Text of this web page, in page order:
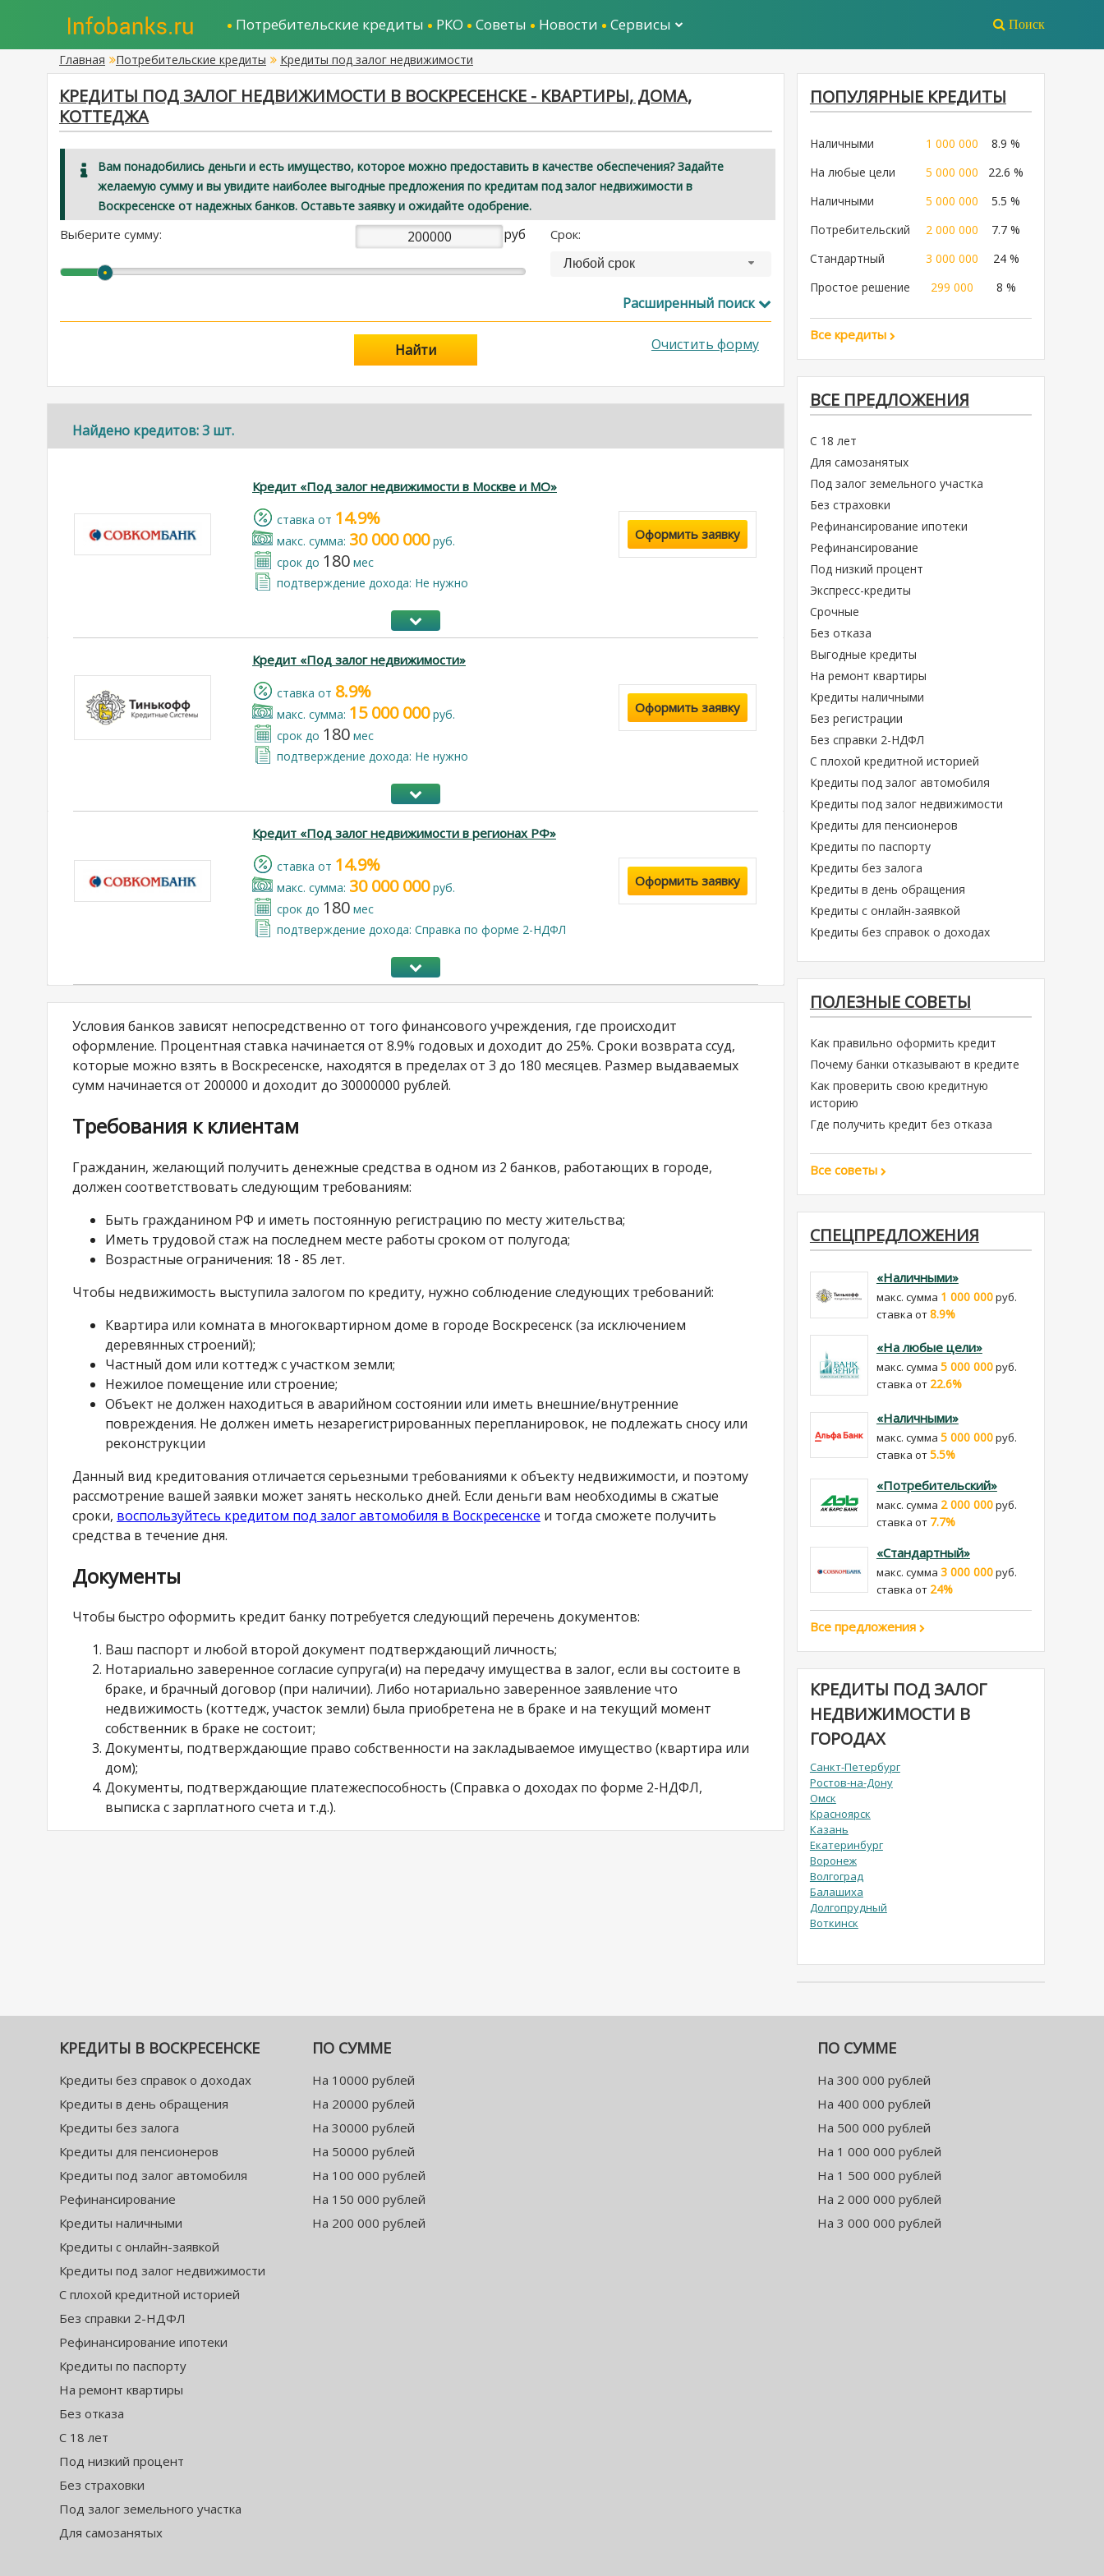
Потребительские кредиты РКО Советы Новости Сервисы Поиск
Главная Потребительские кредиты Кредиты под залог недвижимости
КРЕДИТЫ ПОД ЗАЛОГ НЕДВИЖИМОСТИ В ВОСКРЕСЕНСКЕ - КВАРТИРЫ, ДОМА,
КОТТЕДЖА
Вам понадобились деньги и есть имущество, которое можно предоставить в качестве обеспечения? Задайте
желаемую сумму и вы увидите наиболее выгодные предложения по кредитам под залог недвижимости в
Воскресенске от надежных банков. Оставьте заявку и ожидайте одобрение.
Выберите сумму: руб Срок:
Любой срок
Расширенный поиск
Очистить форму
Найти
Найдено кредитов: 3 шт.
Кредит «Под залог недвижимости в Москве и МО»
cтавка от 14.9%
макс. сумма: 30 000 000руб.
срок до 180 мес
подтверждение дохода: Не нужно
Оформить заявку
Кредит «Под залог недвижимости»
cтавка от 8.9%
макс. сумма: 15 000 000руб.
срок до 180 мес
подтверждение дохода: Не нужно
Оформить заявку
Кредит «Под залог недвижимости в регионах РФ»
cтавка от 14.9%
макс. сумма: 30 000 000руб.
срок до 180 мес
подтверждение дохода: Справка по форме 2-НДФЛ
Оформить заявку
Условия банков зависят непосредственно от того финансового учреждения, где происходит
оформление. Процентная ставка начинается от 8.9% годовых и доходит до 25%. Сроки возврата ссуд,
которые можно взять в Воскресенске, находятся в пределах от 3 до 180 месяцев. Размер выдаваемых
сумм начинается от 200000 и доходит до 30000000 рублей.
Требования к клиентам
Гражданин, желающий получить денежные средства в одном из 2 банков, работающих в городе,
должен соответствовать следующим требованиям:
Быть гражданином РФ и иметь постоянную регистрацию по месту жительства;
Иметь трудовой стаж на последнем месте работы сроком от полугода;
Возрастные ограничения: 18 - 85 лет.
Чтобы недвижимость выступила залогом по кредиту, нужно соблюдение следующих требований:
Квартира или комната в многоквартирном доме в городе Воскресенск (за исключением
деревянных строений);
Частный дом или коттедж с участком земли;
Нежилое помещение или строение;
Объект не должен находиться в аварийном состоянии или иметь внешние/внутренние
повреждения. Не должен иметь незарегистрированных перепланировок, не подлежать сносу или
реконструкции
Данный вид кредитования отличается серьезными требованиями к объекту недвижимости, и поэтому
рассмотрение вашей заявки может занять несколько дней. Если деньги вам необходимы в сжатые
сроки, воспользуйтесь кредитом под залог автомобиля в Воскресенске и тогда сможете получить
средства в течение дня.
Документы
Чтобы быстро оформить кредит банку потребуется следующий перечень документов:
Ваш паспорт и любой второй документ подтверждающий личность;
Нотариально заверенное согласие супруга(и) на передачу имущества в залог, если вы состоите в
браке, и брачный договор (при наличии). Либо нотариально заверенное заявление что
недвижимость (коттедж, участок земли) была приобретена не в браке и на текущий момент
собственник в браке не состоит;
Документы, подтверждающие право собственности на закладываемое имущество (квартира или
дом);
Документы, подтверждающие платежеспособность (Справка о доходах по форме 2-НДФЛ,
выписка с зарплатного счета и т.д.).
ПОПУЛЯРНЫЕ КРЕДИТЫ
Наличными 1 000 000
8.9 %
На любые цели
5 000 000
22.6 %
Наличными
5 000 000
5.5 %
Потребительский
2 000 000
7.7 %
Стандартный
3 000 000
24 %
Простое решение
299 000 8 %
Все кредиты
ВСЕ ПРЕДЛОЖЕНИЯ
С 18 лет
Для самозанятых
Под залог земельного участка
Без страховки
Рефинансирование ипотеки
Рефинансирование
Под низкий процент
Экспресс-кредиты
Срочные
Без отказа
Выгодные кредиты
На ремонт квартиры
Кредиты наличными
Без регистрации
Без справки 2-НДФЛ
С плохой кредитной историей
Кредиты под залог автомобиля
Кредиты под залог недвижимости
Кредиты для пенсионеров
Кредиты по паспорту
Кредиты без залога
Кредиты в день обращения
Кредиты с онлайн-заявкой
Кредиты без справок о доходах
ПОЛЕЗНЫЕ СОВЕТЫ
Как правильно оформить кредит
Почему банки отказывают в кредите
Как проверить свою кредитную
историю
Где получить кредит без отказа
Все советы
СПЕЦПРЕДЛОЖЕНИЯ
«Наличными»
макс. сумма 1 000 000руб.
cтавка от8.9%
«На любые цели»
макс. сумма 5 000 000руб.
cтавка от 22.6%
«Наличными»
макс. сумма 5 000 000руб.
cтавка от5.5%
«Потребительский»
макс. сумма 2 000 000руб.
cтавка от 7.7%
«Стандартный»
макс. сумма 3 000 000руб.
cтавка от 24%
Все предложения
КРЕДИТЫ ПОД ЗАЛОГ
НЕДВИЖИМОСТИ В
ГОРОДАХ
Санкт-Петербург
Ростов-на-Дону
Омск
Красноярск
Казань
Екатеринбург
Воронеж
Волгоград
Балашиха
Долгопрудный
Воткинск
КРЕДИТЫ В ВОСКРЕСЕНСКЕ
Кредиты без справок о доходах
Кредиты в день обращения
Кредиты без залога
Кредиты для пенсионеров
Кредиты под залог автомобиля
Рефинансирование
Кредиты наличными
Кредиты с онлайн-заявкой
Кредиты под залог недвижимости
С плохой кредитной историей
Без справки 2-НДФЛ
Рефинансирование ипотеки
Кредиты по паспорту
На ремонт квартиры
Без отказа
С 18 лет
Под низкий процент
Без страховки
Под залог земельного участка
Для самозанятых
ПО СУММЕ
На 10000 рублей
На 20000 рублей
На 30000 рублей
На 50000 рублей
На 100 000 рублей
На 150 000 рублей
На 200 000 рублей
ПО СУММЕ
На 300 000 рублей
На 400 000 рублей
На 500 000 рублей
На 1 000 000 рублей
На 1 500 000 рублей
На 2 000 000 рублей
На 3 000 000 рублей